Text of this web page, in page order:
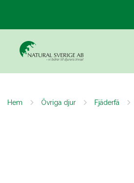
Hem Övriga djur Fjäderfä